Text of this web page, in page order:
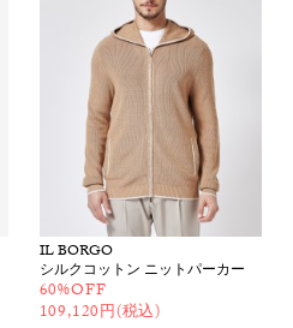
IL BORGO
シルクコットン ニットパーカー
60%OFF
109,120円(税込)